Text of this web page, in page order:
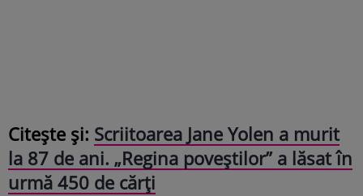
Citește și: Scriitoarea Jane Yolen a murit
la 87 de ani. „Regina poveștilor” a lăsat în
urmă 450 de cărți